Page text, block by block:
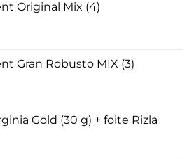
Original Mix (4)
Gran Robusto MIX (3)
Gold (30 g) + foite Rizla